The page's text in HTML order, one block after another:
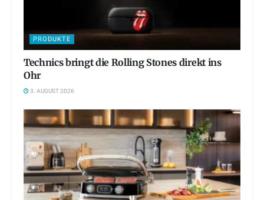
PRODUKTE
Technics bringt die Rolling Stones direkt ins
Ohr
3. AUGUST 2026